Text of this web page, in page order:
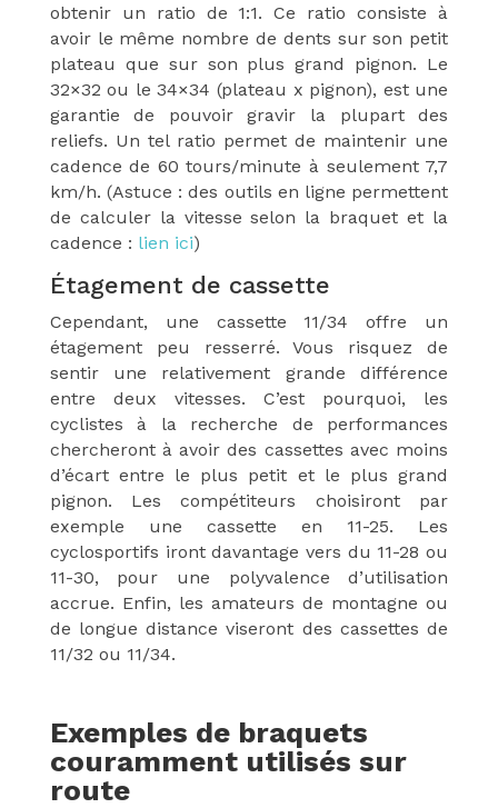
obtenir un ratio de 1:1. Ce ratio consiste à
avoir le même nombre de dents sur son petit
plateau que sur son plus grand pignon. Le
32×32 ou le 34×34 (plateau x pignon), est une
garantie de pouvoir gravir la plupart des
reliefs. Un tel ratio permet de maintenir une
cadence de 60 tours/minute à seulement 7,7
km/h. (Astuce : des outils en ligne permettent
de calculer la vitesse selon la braquet et la
cadence : lien ici)
Étagement de cassette
Cependant, une cassette 11/34 offre un
étagement peu resserré. Vous risquez de
sentir une relativement grande différence
entre deux vitesses. C’est pourquoi, les
cyclistes à la recherche de performances
chercheront à avoir des cassettes avec moins
d’écart entre le plus petit et le plus grand
pignon. Les compétiteurs choisiront par
exemple une cassette en 11-25. Les
cyclosportifs iront davantage vers du 11-28 ou
11-30, pour une polyvalence d’utilisation
accrue. Enfin, les amateurs de montagne ou
de longue distance viseront des cassettes de
11/32 ou 11/34.
Exemples de braquets
couramment utilisés sur
route